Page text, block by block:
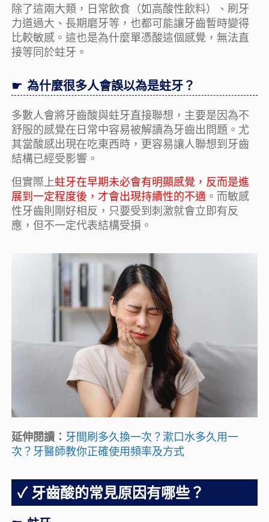
除了這兩大類，日常飲食（如高酸性飲料）、刷牙
力道過大、長期磨牙等，也都可能讓牙齒暫時變得
比較敏感。這也是為什麼單憑酸這個感覺，無法直
接等同於蛀牙。
為什麼很多人會誤以為是蛀牙？
多數人會將牙齒酸與蛀牙直接聯想，主要是因為不
舒服的感覺在日常中容易被解讀為牙齒出問題。尤
其當酸感出現在吃東西時，更容易讓人聯想到牙齒
結構已經受影響。
但實際上蛀牙在早期未必會有明顯感覺，反而是進
展到一定程度後，才會出現持續性的不適 。而敏感
性牙齒則剛好相反，只要受到刺激就會立即有反
應，但不一定代表結構受損。
延伸閱讀： 牙間刷多久換一次？漱口水多久用一
次？牙醫師教你正確使用頻率及方式
牙齒酸的常見原因有哪些？